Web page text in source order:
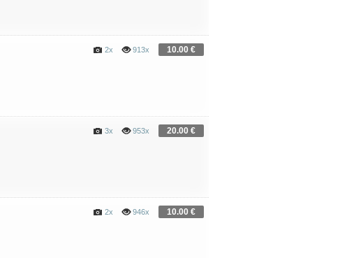
10.00 €
913x
2x
20.00 €
953x
3x
10.00 €
946x
2x